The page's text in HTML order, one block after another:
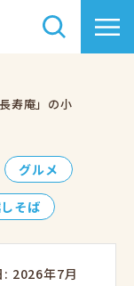
寿庵」の小
グルメ
そば
: 2026年7月